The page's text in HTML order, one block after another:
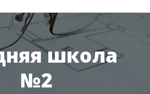
школа
№2